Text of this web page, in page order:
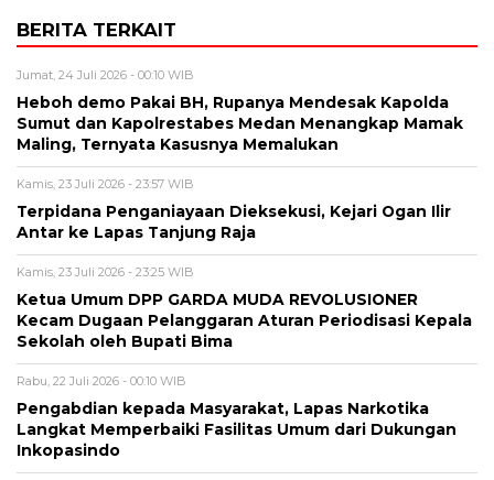
BERITA TERKAIT
Jumat, 24 Juli 2026 - 00:10 WIB
Heboh demo Pakai BH, Rupanya Mendesak Kapolda
Sumut dan Kapolrestabes Medan Menangkap Mamak
Maling, Ternyata Kasusnya Memalukan
Kamis, 23 Juli 2026 - 23:57 WIB
Terpidana Penganiayaan Dieksekusi, Kejari Ogan Ilir
Antar ke Lapas Tanjung Raja
Kamis, 23 Juli 2026 - 23:25 WIB
Ketua Umum DPP GARDA MUDA REVOLUSIONER
Kecam Dugaan Pelanggaran Aturan Periodisasi Kepala
Sekolah oleh Bupati Bima
Rabu, 22 Juli 2026 - 00:10 WIB
Pengabdian kepada Masyarakat, Lapas Narkotika
Langkat Memperbaiki Fasilitas Umum dari Dukungan
Inkopasindo